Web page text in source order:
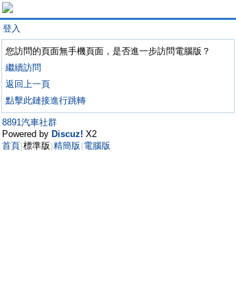
登入
您訪問的頁面無手機頁面，是否進一步訪問電腦版？
繼續訪問
返回上一頁
點擊此鏈接進行跳轉
8891汽車社群
Powered by Discuz! X2
首頁 標準版 精簡版 電腦版